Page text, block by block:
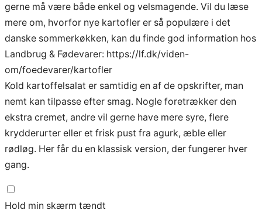
gerne må være både enkel og velsmagende. Vil du læse
mere om, hvorfor nye kartofler er så populære i det
danske sommerkøkken, kan du finde god information hos
Landbrug & Fødevarer: https://lf.dk/viden-
om/foedevarer/kartofler
Kold kartoffelsalat er samtidig en af de opskrifter, man
nemt kan tilpasse efter smag. Nogle foretrækker den
ekstra cremet, andre vil gerne have mere syre, flere
krydderurter eller et frisk pust fra agurk, æble eller
rødløg. Her får du en klassisk version, der fungerer hver
gang.
Hold min skærm tændt